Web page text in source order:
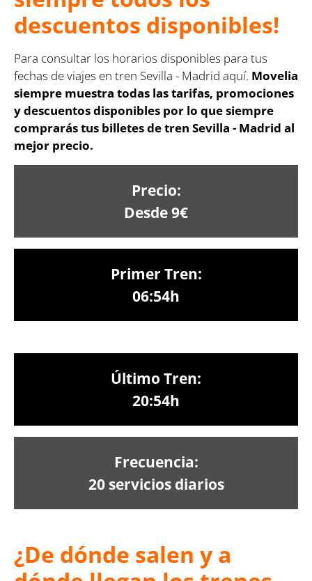
descuentos disponibles!
Para consultar los horarios disponibles para tus
fechas de viajes en tren Sevilla - Madrid aquí. Movelia
siempre muestra todas las tarifas, promociones
y descuentos disponibles por lo que siempre
comprarás tus billetes de tren Sevilla - Madrid al
mejor precio.
Precio:
Desde 9€
Primer Tren:
06:54h
Último Tren:
20:54h
Frecuencia:
20 servicios diarios
¿De dónde salen y a